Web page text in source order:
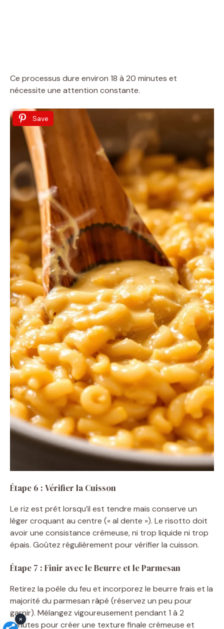
Ce processus dure environ 18 à 20 minutes et
nécessite une attention constante.
Save
Étape 6 : Vérifier la Cuisson
Le riz est prêt lorsqu’il est tendre mais conserve un
léger croquant au centre (« al dente »). Le risotto doit
avoir une consistance crémeuse, ni trop liquide ni trop
épais. Goûtez régulièrement pour vérifier la cuisson.
Étape 7 : Finir avec le Beurre et le Parmesan
Retirez la poêle du feu et incorporez le beurre frais et la
majorité du parmesan râpé (réservez un peu pour
garnir). Mélangez vigoureusement pendant 1 à 2
minutes pour créer une texture finale crémeuse et
×